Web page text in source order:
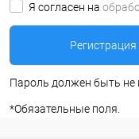
Я согласен на
Пароль должен быть не
*Обязательные поля.